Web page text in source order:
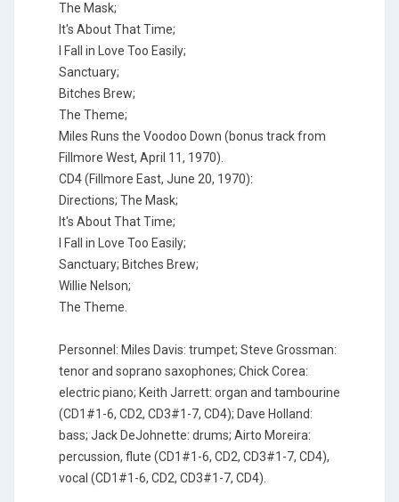
The Mask;
It's About That Time;
I Fall in Love Too Easily;
Sanctuary;
Bitches Brew;
The Theme;
Miles Runs the Voodoo Down (bonus track from
Fillmore West, April 11, 1970).
CD4 (Fillmore East, June 20, 1970):
Directions; The Mask;
It's About That Time;
I Fall in Love Too Easily;
Sanctuary; Bitches Brew;
Willie Nelson;
The Theme.
Personnel: Miles Davis: trumpet; Steve Grossman:
tenor and soprano saxophones; Chick Corea:
electric piano; Keith Jarrett: organ and tambourine
(CD1#1-6, CD2, CD3#1-7, CD4); Dave Holland:
bass; Jack DeJohnette: drums; Airto Moreira:
percussion, flute (CD1#1-6, CD2, CD3#1-7, CD4),
vocal (CD1#1-6, CD2, CD3#1-7, CD4).